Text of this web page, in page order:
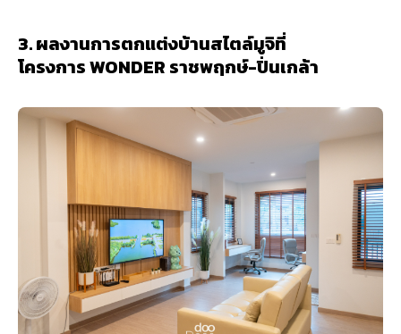
3. ผลงานการตกแต่งบ้านสไตล์มูจิที่
โครงการ WONDER ราชพฤกษ์-ปิ่นเกล้า